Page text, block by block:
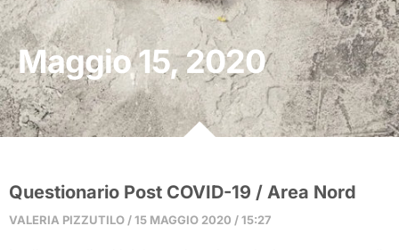
Maggio 15, 2020
Questionario Post COVID-19 / Area Nord
VALERIA PIZZUTILO 15 MAGGIO 2020 15:27